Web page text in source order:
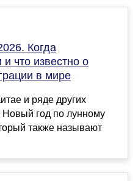
Когда
что известно о
в мире
и ряде других
Новый год по лунному
также называют